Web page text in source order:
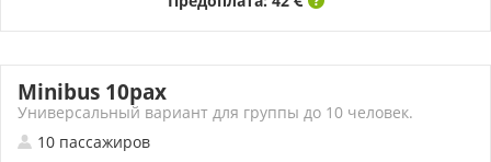
Minibus 10pax
Универсальный вариант для группы до 10 человек.
10 пассажиров